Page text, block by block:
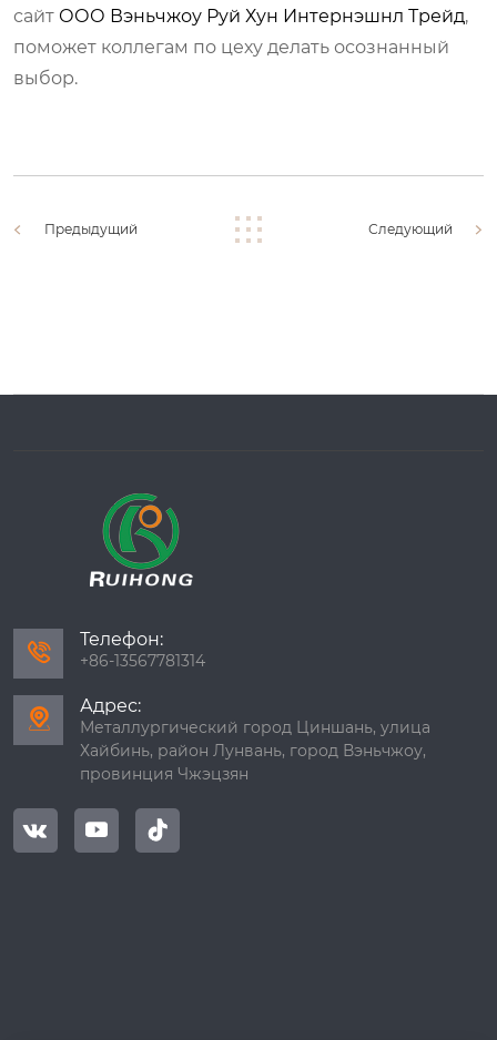
сайт ООО Вэньчжоу Руй Хун Интернэшнл Трейд,
поможет коллегам по цеху делать осознанный
выбор.
Предыдущий Следующий

Телефон:
+86-13567781314

Адрес:
Металлургический город Циншань, улица
Хайбинь, район Лунвань, город Вэньчжоу,
провинция Чжэцзян
  